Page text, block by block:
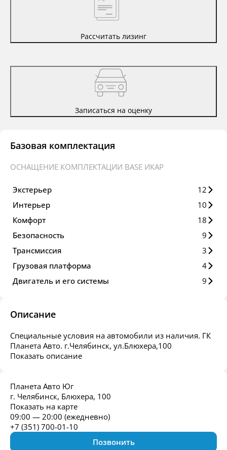
Рассчитать лизинг
Записаться на оценку
Базовая комплектация
ОСНАЩЕНИЕ КОМПЛЕКТАЦИИ BASE ИКАР
Экстерьер
12
Интерьер
10
Комфорт
18
Безопасность
9
Трансмиссия
3
Грузовая платформа
4
Двигатель и его системы
9
Описание
Специальные условия на автомобили из наличия. ГК
Планета Авто. г.Челябинск, ул.Блюхера,100
Показать описание
Планета Авто Юг
г. Челябинск, Блюхера, 100
Показать на карте
09:00 — 20:00 (ежедневно)
+7 (351) 700-01-10
Позвонить